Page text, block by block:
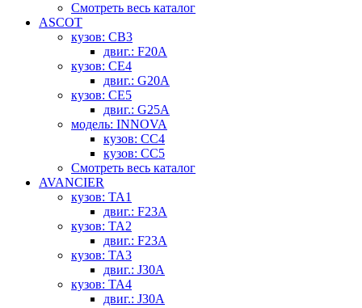
Смотреть весь каталог
ASCOT
кузов: CB3
двиг.: F20A
кузов: CE4
двиг.: G20A
кузов: CE5
двиг.: G25A
модель: INNOVA
кузов: CC4
кузов: CC5
Смотреть весь каталог
AVANCIER
кузов: TA1
двиг.: F23A
кузов: TA2
двиг.: F23A
кузов: TA3
двиг.: J30A
кузов: TA4
двиг.: J30A